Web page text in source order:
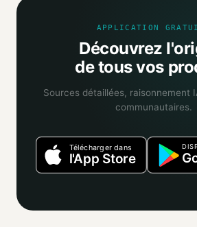
APPLICATION
Découvrez
de tous vos
Sources détaillées, raisonnement
communautaires.
Télécharger dans
l'App Store